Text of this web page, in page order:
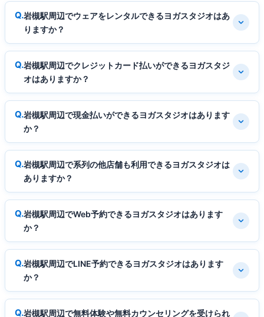
岩槻駅周辺でウェアをレンタルできるヨガスタジオはあ
りますか？
岩槻駅周辺でクレジットカード払いができるヨガスタジ
オはありますか？
岩槻駅周辺で現金払いができるヨガスタジオはあります
か？
岩槻駅周辺で系列の他店舗も利用できるヨガスタジオは
ありますか？
岩槻駅周辺でWeb予約できるヨガスタジオはあります
か？
岩槻駅周辺でLINE予約できるヨガスタジオはあります
か？
岩槻駅周辺で無料体験や無料カウンセリングを受けられ